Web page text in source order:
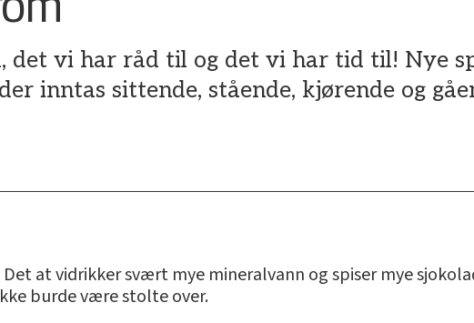
det vi har råd til og det vi har tid til! Nye
inntas sittende, stående, kjørende og
at vidrikker svært mye mineralvann og spiser mye
burde være stolte over.